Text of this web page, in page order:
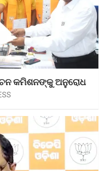
କମିଶନଙ୍କୁ ଅନୁରୋଧ